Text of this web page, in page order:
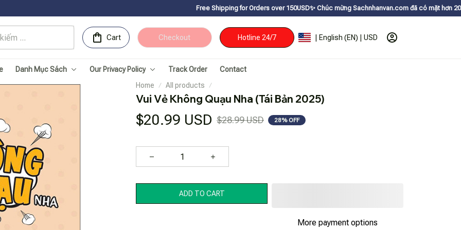
Free Shipping for Orders over 150USDㅤ✨ Chúc mừng Sachnhanvan.com đã có mặt hơn 200 quốc gia
Cart Checkout Hotline 24/7 | English (EN) | USD
Danh Mục Sách Our Privacy Policy Track Order
Contact
Home
All products
Vui Vẻ Không Quạu Nha (Tái Bản 2025)
$20.99 USD $28.99 USD 28% OFF
ADD TO CART
More payment options